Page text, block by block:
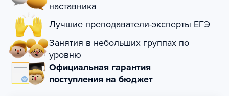
наставника
Лучшие преподаватели-эксперты ЕГЭ
Занятия в небольших группах по
уровню
Официальная гарантия
поступления на бюджет